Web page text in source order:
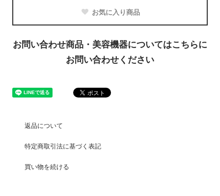
お気に入り商品
お問い合わせ商品・美容機器についてはこちらに
お問い合わせください
返品について
特定商取引法に基づく表記
買い物を続ける